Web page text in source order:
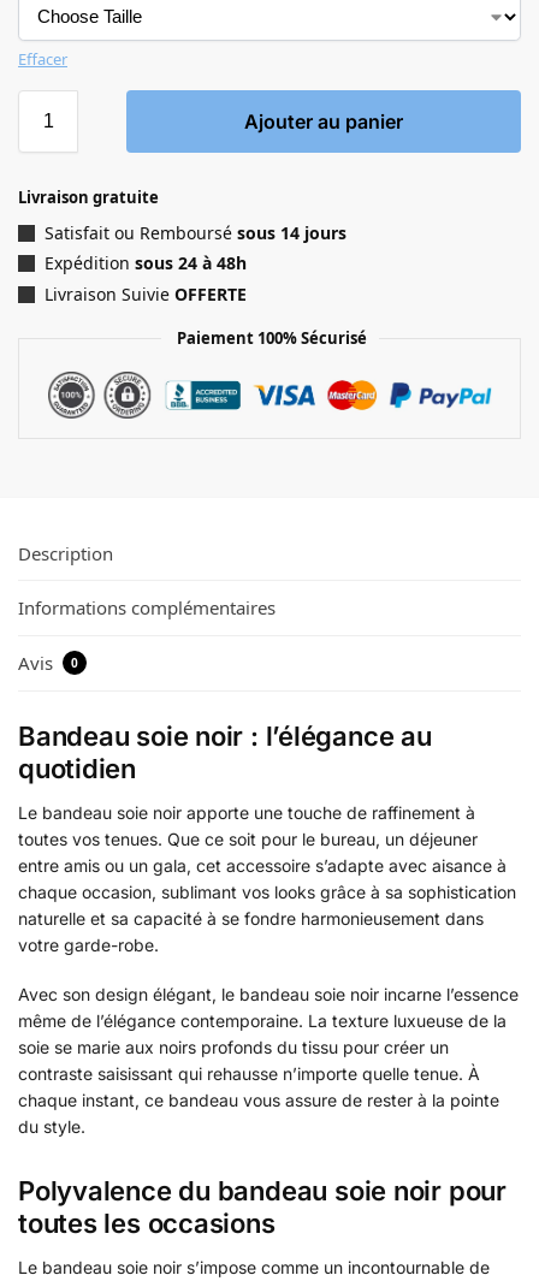
Effacer
Ajouter au panier
Livraison gratuite
Satisfait ou Remboursé sous 14 jours
Expédition sous 24 à 48h
Livraison Suivie OFFERTE
Paiement 100% Sécurisé
Description
Informations complémentaires
Avis 0
Bandeau soie noir : l’élégance au
quotidien
Le bandeau soie noir apporte une touche de raffinement à
toutes vos tenues. Que ce soit pour le bureau, un déjeuner
entre amis ou un gala, cet accessoire s’adapte avec aisance à
chaque occasion, sublimant vos looks grâce à sa sophistication
naturelle et sa capacité à se fondre harmonieusement dans
votre garde-robe.
Avec son design élégant, le bandeau soie noir incarne l’essence
même de l’élégance contemporaine. La texture luxueuse de la
soie se marie aux noirs profonds du tissu pour créer un
contraste saisissant qui rehausse n’importe quelle tenue. À
chaque instant, ce bandeau vous assure de rester à la pointe
du style.
Polyvalence du bandeau soie noir pour
toutes les occasions
Le bandeau soie noir s’impose comme un incontournable de